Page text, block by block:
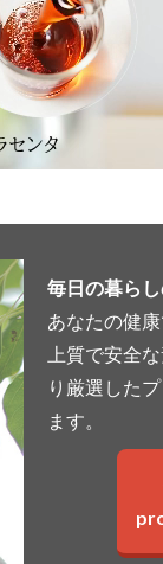
毎日の暮ら
あなたの健
上質で安全
り厳選した
ます。